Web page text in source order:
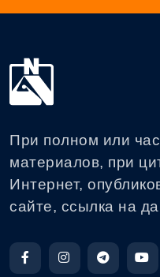
При полном или
материалов, при
Интернет,
сайте, ссылка на